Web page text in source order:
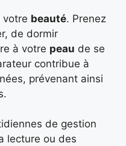
votre beauté. Prenez
de dormir
à votre peau de se
contribue à
prévenant ainsi
de gestion
lecture ou des